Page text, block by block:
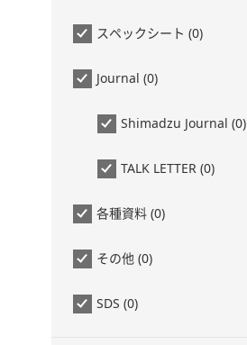
スペックシート (0)
Journal (0)
Shimadzu Journal (0)
TALK LETTER (0)
各種資料 (0)
その他 (0)
SDS (0)